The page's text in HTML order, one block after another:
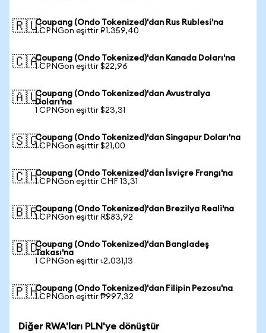
🇷🇺Coupang (Ondo Tokenized)'dan Rus Rublesi'na
1 CPNGon eşittir ₽1.359,40
🇨🇦Coupang (Ondo Tokenized)'dan Kanada Doları'na
1 CPNGon eşittir $22,96
🇦🇺Coupang (Ondo Tokenized)'dan Avustralya
Doları'na
1 CPNGon eşittir $23,31
🇸🇬Coupang (Ondo Tokenized)'dan Singapur Doları'na
1 CPNGon eşittir $21,00
🇨🇭Coupang (Ondo Tokenized)'dan İsviçre Frangı'na
1 CPNGon eşittir CHF 13,31
🇧🇷Coupang (Ondo Tokenized)'dan Brezilya Reali'na
1 CPNGon eşittir R$83,92
🇧🇩Coupang (Ondo Tokenized)'dan Bangladeş
Takası'na
1 CPNGon eşittir ৳2.031,13
🇵🇭Coupang (Ondo Tokenized)'dan Filipin Pezosu'na
1 CPNGon eşittir ₱997,32
Diğer RWA'ları PLN'ye dönüştür